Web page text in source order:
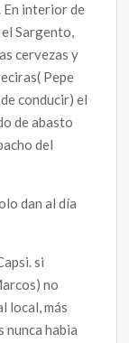
En interior de
Sargento,
cervezas y
Pepe
conducir) el
de abasto
del
dan al día
si
no
local, más
nunca habia